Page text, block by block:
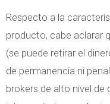
Respecto a la
producto, cabe aclarar
(se puede retirar el
de permanencia ni
brokers de alto nivel de